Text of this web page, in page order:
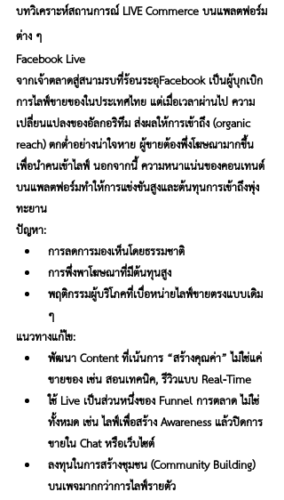
บทวิเคราะห์สถานการณ์ LIVE Commerce บนแพลตฟอร์ม
ต่าง ๆ
Facebook Live
จากเจ้าตลาดสู่สนามรบที่ร้อนระอุFacebook เป็นผู้บุกเบิก
การไลฟ์ขายของในประเทศไทย แต่เมื่อเวลาผ่านไป ความ
เปลี่ยนแปลงของอัลกอริทึม ส่งผลให้การเข้าถึง (organic
reach) ตกต่ำอย่างน่าใจหาย ผู้ขายต้องพึ่งโฆษณามากขึ้น
เพื่อนำคนเข้าไลฟ์ นอกจากนี้ ความหนาแน่นของคอนเทนต์
บนแพลตฟอร์มทำให้การแข่งขันสูงและต้นทุนการเข้าถึงพุ่ง
ทะยาน
ปัญหา:
การลดการมองเห็นโดยธรรมชาติ
การพึ่งพาโฆษณาที่มีต้นทุนสูง
พฤติกรรมผู้บริโภคที่เบื่อหน่ายไลฟ์ขายตรงแบบเดิม
ๆ
แนวทางแก้ไข:
พัฒนา Content ที่เน้นการ “สร้างคุณค่า” ไม่ใช่แค่
ขายของ เช่น สอนเทคนิค, รีวิวแบบ Real-Time
ใช้ Live เป็นส่วนหนึ่งของ Funnel การตลาด ไม่ใช่
ทั้งหมด เช่น ไลฟ์เพื่อสร้าง Awareness แล้วปิดการ
ขายใน Chat หรือเว็บไซต์
ลงทุนในการสร้างชุมชน (Community Building)
บนเพจมากกว่าการไลฟ์รายตัว